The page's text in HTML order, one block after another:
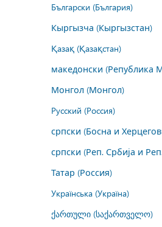
Български (България)
Кыргызча (Кыргызстан)
Қазақ (Қазақстан)
македонски (Република
Монгол (Монгол)
Русский (Россия)
српски (Босна и
српски (Реп. Србија и
Татар (Россия)
Українська (Україна)
ქართული (საქართველო)